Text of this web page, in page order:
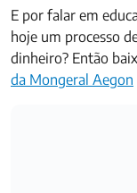
E por falar em
hoje um processo
dinheiro? Então
da Mongeral Aegon